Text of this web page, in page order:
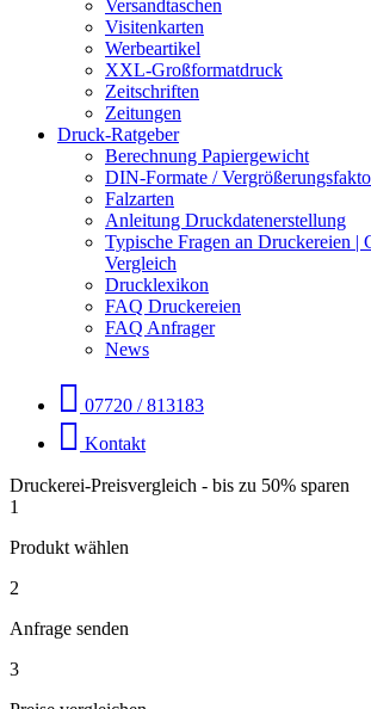
Versandtaschen
Visitenkarten
Werbeartikel
XXL-Großformatdruck
Zeitschriften
Zeitungen
Druck-Ratgeber
Berechnung Papiergewicht
DIN-Formate /
Falzarten
Anleitung Druckdatenerstellung
Typische Fragen an Druckereien |
Vergleich
Drucklexikon
FAQ Druckereien
FAQ Anfrager
News
07720 / 813183
Kontakt
Druckerei-Preisvergleich - bis zu 50% sparen
1
Produkt wählen
2
Anfrage senden
3